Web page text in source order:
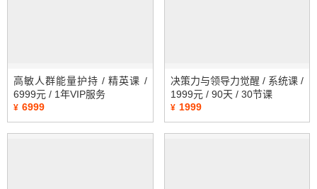
高敏人群能量护持 / 精英课 /
6999元 / 1年VIP服务
¥ 6999
决策力与领导力觉醒 / 系统课 /
1999元 / 90天 / 30节课
¥ 1999